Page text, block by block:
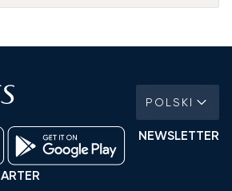
POLSKI
NEWSLETTER